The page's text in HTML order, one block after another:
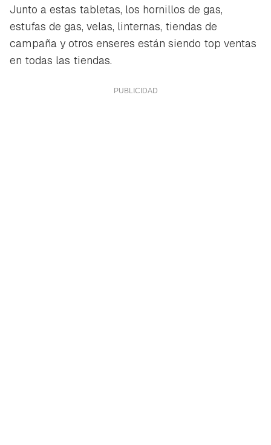
Junto a estas tabletas, los hornillos de gas,
estufas de gas, velas, linternas, tiendas de
campaña y otros enseres están siendo top ventas
en todas las tiendas.